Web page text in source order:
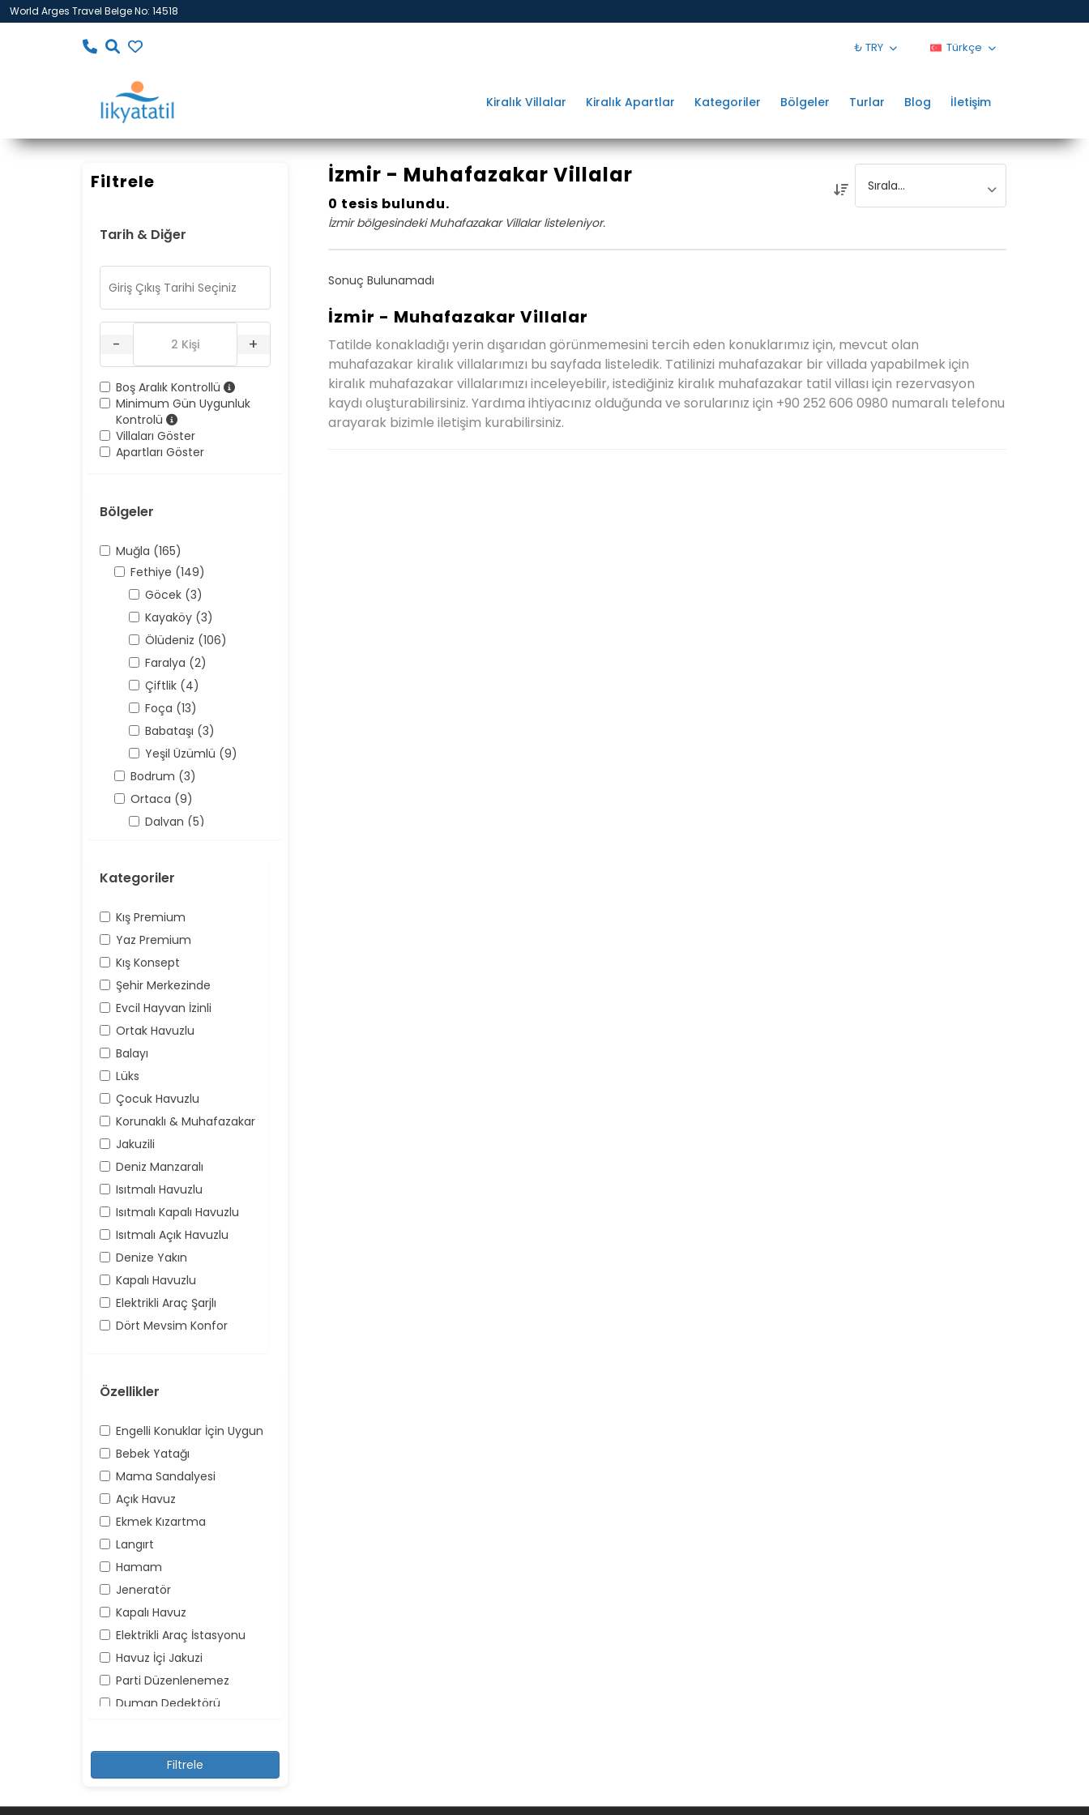
World Arges Travel Belge No: 14518
₺ TRY Türkçe
Kiralık Villalar Kiralık Apartlar Kategoriler Bölgeler Turlar Blog İletişim
Filtrele
Tarih & Diğer
- +
Boş Aralık Kontrollü
Minimum Gün Uygunluk
Kontrolü
Villaları Göster
Apartları Göster
Bölgeler
Muğla (165)
Fethiye (149)
Göcek (3)
Kayaköy (3)
Ölüdeniz (106)
Faralya (2)
Çiftlik (4)
Foça (13)
Babataşı (3)
Yeşil Üzümlü (9)
Bodrum (3)
Ortaca (9)
Dalyan (5)
Üzümlü (16)
Kategoriler
Kış Premium
Yaz Premium
Kış Konsept
Şehir Merkezinde
Evcil Hayvan İzinli
Ortak Havuzlu
Balayı
Lüks
Çocuk Havuzlu
Korunaklı & Muhafazakar
Jakuzili
Deniz Manzaralı
Isıtmalı Havuzlu
Isıtmalı Kapalı Havuzlu
Isıtmalı Açık Havuzlu
Denize Yakın
Kapalı Havuzlu
Elektrikli Araç Şarjlı
Dört Mevsim Konfor
Özellikler
Engelli Konuklar İçin Uygun
Bebek Yatağı
Mama Sandalyesi
Açık Havuz
Ekmek Kızartma
Langırt
Hamam
Jeneratör
Kapalı Havuz
Elektrikli Araç İstasyonu
Havuz İçi Jakuzi
Parti Düzenlenemez
Duman Dedektörü
Yüksek Ses Yapılamaz
Kayıt Dışı Misafir Kabul
Şemsiye ve Şezlonglar
İzmir - Muhafazakar Villalar
0 tesis bulundu.
İzmir bölgesindeki Muhafazakar Villalar listeleniyor.
Sonuç Bulunamadı
İzmir - Muhafazakar Villalar
Tatilde konakladığı yerin dışarıdan görünmemesini tercih eden konuklarımız için, mevcut olan
muhafazakar kiralık villalarımızı bu sayfada listeledik. Tatilinizi muhafazakar bir villada yapabilmek için
kiralık muhafazakar villalarımızı inceleyebilir, istediğiniz kiralık muhafazakar tatil villası için rezervasyon
kaydı oluşturabilirsiniz. Yardıma ihtiyacınız olduğunda ve sorularınız için +90 252 606 0980 numaralı telefonu
arayarak bizimle iletişim kurabilirsiniz.